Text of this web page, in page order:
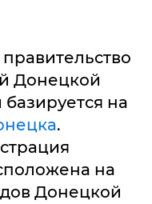
Донецкой
на
.
на
Донецкой